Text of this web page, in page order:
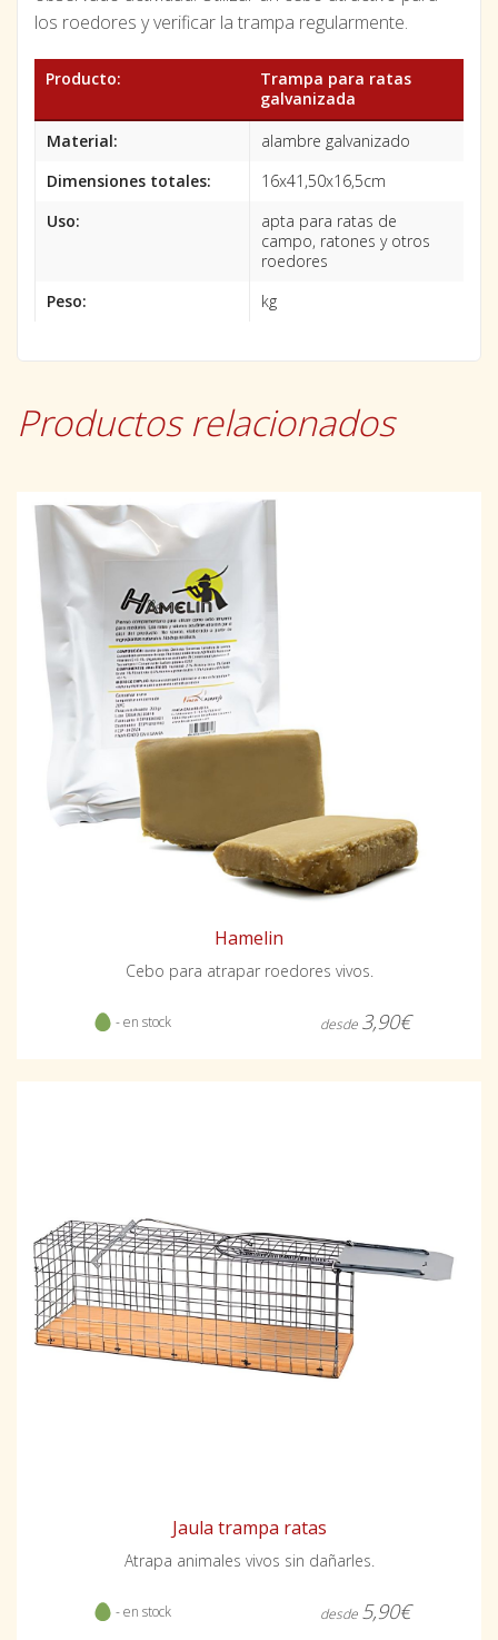
los roedores y verificar la trampa regularmente.
Producto:
Trampa para ratas
galvanizada
Material:
alambre galvanizado
Dimensiones totales:
16x41,50x16,5cm
Uso:
apta para ratas de
campo, ratones y otros
roedores
Peso:
kg
Productos relacionados
Hamelin
Cebo para atrapar roedores vivos.
- en stock desde 3,90€
Jaula trampa ratas
Atrapa animales vivos sin dañarles.
- en stock desde 5,90€